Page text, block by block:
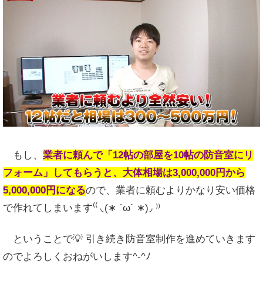
もし、 業者に頼んで「12帖の部屋を10帖の防音室にリ
フォーム」してもらうと、大体相場は3,000,000円から
5,000,000円になるので、業者に頼むよりかなり安い価格
で作れてしまいます⁽⁽ ◟(∗ ˊωˋ ∗)◞ ⁾⁾
ということで💡 引き続き防音室制作を進めていきます
のでよろしくおねがいします^-^ﾉ